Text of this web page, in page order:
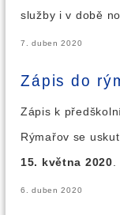
služby i v době
7. duben 2020
Zápis do
Zápis k
Rýmařov se
15. května 2020
6. duben 2020